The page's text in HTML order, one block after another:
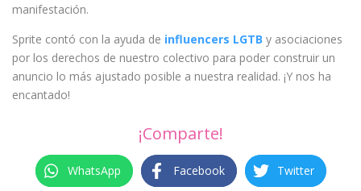
manifestación.
Sprite contó con la ayuda de influencers LGTB y asociaciones
por los derechos de nuestro colectivo para poder construir un
anuncio lo más ajustado posible a nuestra realidad. ¡Y nos ha
encantado!
¡Comparte!
WhatsApp Facebook Twitter